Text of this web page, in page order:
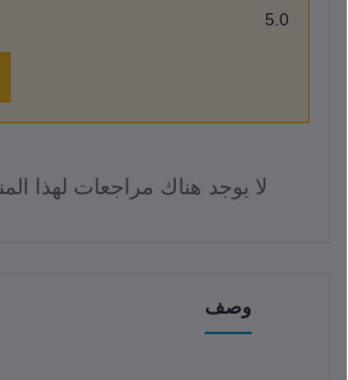
5.0
لا يوجد هناك مراجعات لهذا
وصف